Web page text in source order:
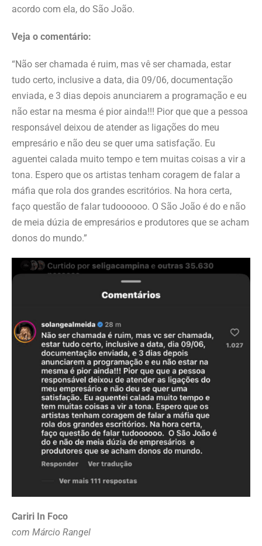
acordo com ela, do São João.
Veja o comentário:
“Não ser chamada é ruim, mas vê ser chamada, estar
tudo certo, inclusive a data, dia 09/06, documentação
enviada, e 3 dias depois anunciarem a programação e eu
não estar na mesma é pior ainda!!! Pior que que a pessoa
responsável deixou de atender as ligações do meu
empresário e não deu se quer uma satisfação. Eu
aguentei calada muito tempo e tem muitas coisas a vir a
tona. Espero que os artistas tenham coragem de falar a
máfia que rola dos grandes escritórios. Na hora certa,
faço questão de falar tudoooooo. O São João é do e não
de meia dúzia de empresários e produtores que se acham
donos do mundo.”
Cariri In Foco
com Márcio Rangel